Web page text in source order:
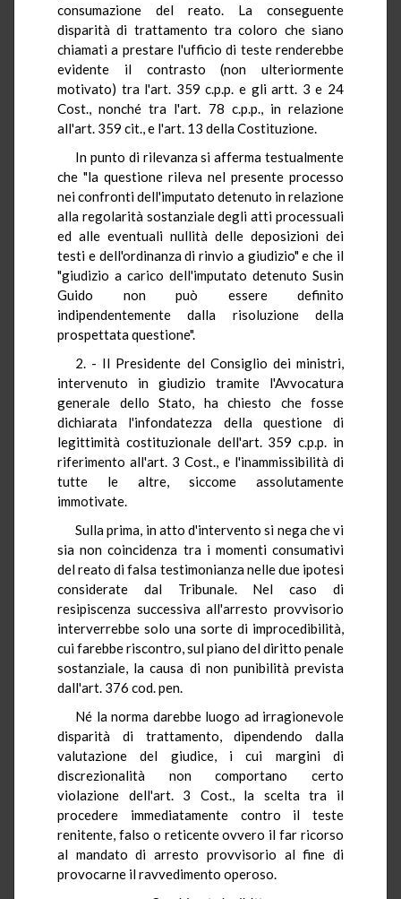
consumazione del reato. La conseguente
disparità di trattamento tra coloro che siano
chiamati a prestare l'ufficio di teste renderebbe
evidente il contrasto (non ulteriormente
motivato) tra l'art. 359 c.p.p. e gli artt. 3 e 24
Cost., nonché tra l'art. 78 c.p.p., in relazione
all'art. 359 cit., e l'art. 13 della Costituzione.
In punto di rilevanza si afferma testualmente
che "la questione rileva nel presente processo
nei confronti dell'imputato detenuto in relazione
alla regolarità sostanziale degli atti processuali
ed alle eventuali nullità delle deposizioni dei
testi e dell'ordinanza di rinvio a giudizio" e che il
"giudizio a carico dell'imputato detenuto Susin
Guido non può essere definito
indipendentemente dalla risoluzione della
prospettata questione".
2. - Il Presidente del Consiglio dei ministri,
intervenuto in giudizio tramite l'Avvocatura
generale dello Stato, ha chiesto che fosse
dichiarata l'infondatezza della questione di
legittimità costituzionale dell'art. 359 c.p.p. in
riferimento all'art. 3 Cost., e l'inammissibilità di
tutte le altre, siccome assolutamente
immotivate.
Sulla prima, in atto d'intervento si nega che vi
sia non coincidenza tra i momenti consumativi
del reato di falsa testimonianza nelle due ipotesi
considerate dal Tribunale. Nel caso di
resipiscenza successiva all'arresto provvisorio
interverrebbe solo una sorte di improcedibilità,
cui farebbe riscontro, sul piano del diritto penale
sostanziale, la causa di non punibilità prevista
dall'art. 376 cod. pen.
Né la norma darebbe luogo ad irragionevole
disparità di trattamento, dipendendo dalla
valutazione del giudice, i cui margini di
discrezionalità non comportano certo
violazione dell'art. 3 Cost., la scelta tra il
procedere immediatamente contro il teste
renitente, falso o reticente ovvero il far ricorso
al mandato di arresto provvisorio al fine di
provocarne il ravvedimento operoso.